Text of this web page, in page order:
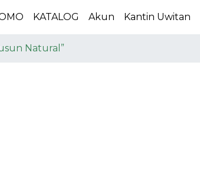
KATALOG Akun Kantin Uwitan
Natural”